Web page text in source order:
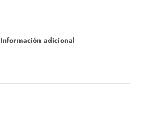
Información adicional